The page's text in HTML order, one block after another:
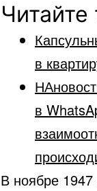
Читайте
в
в
В ноябре